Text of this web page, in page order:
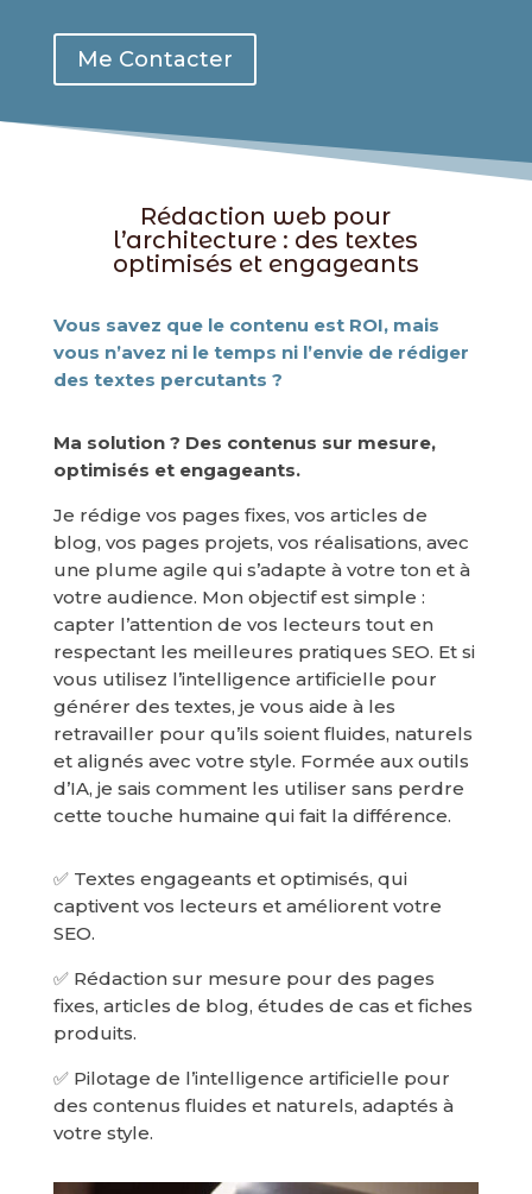
Me Contacter
Rédaction web pour
l’architecture : des textes
optimisés et engageants
Vous savez que le contenu est ROI, mais
vous n’avez ni le temps ni l’envie de rédiger
des textes percutants ?
Ma solution ? Des contenus sur mesure,
optimisés et engageants.
Je rédige vos pages fixes, vos articles de
blog, vos pages projets, vos réalisations, avec
une plume agile qui s’adapte à votre ton et à
votre audience. Mon objectif est simple :
capter l’attention de vos lecteurs tout en
respectant les meilleures pratiques SEO. Et si
vous utilisez l’intelligence artificielle pour
générer des textes, je vous aide à les
retravailler pour qu’ils soient fluides, naturels
et alignés avec votre style. Formée aux outils
d’IA, je sais comment les utiliser sans perdre
cette touche humaine qui fait la différence.
✅ Textes engageants et optimisés, qui
captivent vos lecteurs et améliorent votre
SEO.
✅ Rédaction sur mesure pour des pages
fixes, articles de blog, études de cas et fiches
produits.
✅ Pilotage de l’intelligence artificielle pour
des contenus fluides et naturels, adaptés à
votre style.